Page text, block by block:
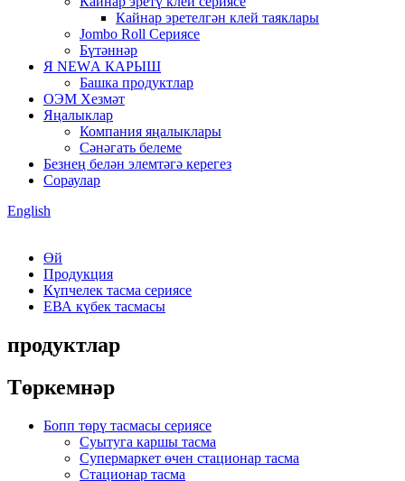
Кайнар эретелгән клей таяклары
Jombo Roll Сериясе
Бүтәннәр
Я NEWА КАРЫШ
Башка продуктлар
ОЭМ Хезмәт
Яңалыклар
Компания яңалыклары
Сәнәгать белеме
Безнең белән элемтәгә керегез
Сораулар
English
Өй
Продукция
Күпчелек тасма сериясе
ЕВА күбек тасмасы
продуктлар
Төркемнәр
Бопп төрү тасмасы сериясе
Суытуга каршы тасма
Супермаркет өчен стационар тасма
Стационар тасма